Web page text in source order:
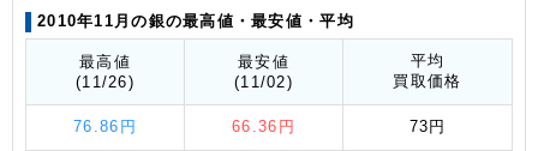
2010年11月の銀の最高値 ・最安値 ・平均
最高値
(11/26)
最安値
(11/02)
平均
買取価格
76.86円 66.36円 73円